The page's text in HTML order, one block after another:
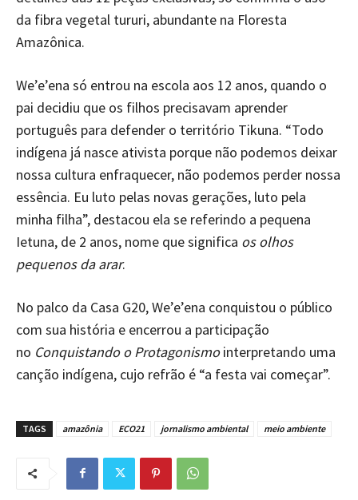
da fibra vegetal tururi, abundante na Floresta
Amazônica.
We’e’ena só entrou na escola aos 12 anos, quando o
pai decidiu que os filhos precisavam aprender
português para defender o território Tikuna. “Todo
indígena já nasce ativista porque não podemos deixar
nossa cultura enfraquecer, não podemos perder nossa
essência. Eu luto pelas novas gerações, luto pela
minha filha”, destacou ela se referindo a pequena
Ietuna, de 2 anos, nome que significa os olhos
pequenos da arar.
No palco da Casa G20, We’e’ena conquistou o público
com sua história e encerrou a participação
no Conquistando o Protagonismointerpretando uma
canção indígena, cujo refrão é “a festa vai começar”.
TAGS amazônia ECO21 jornalismo ambiental meio ambiente